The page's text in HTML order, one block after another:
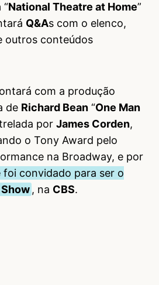
“National Theatre at Home”
Q&As com o elenco,
outros conteúdos
com a produção
de Richard Bean “One Man
por James Corden,
o Tony Award pelo
na Broadway, e por
foi convidado para ser o
, na CBS.